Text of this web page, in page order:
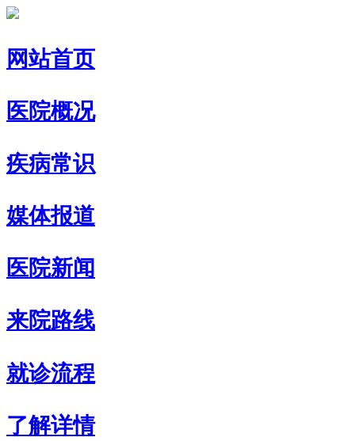
网站首页
医院概况
疾病常识
媒体报道
医院新闻
来院路线
就诊流程
了解详情